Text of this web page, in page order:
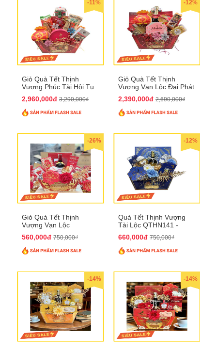
-11%
Giỏ Quà Tết Thịnh
Vượng Phúc Tài Hội Tụ
2,960,000đ 3,290,000₫
-12%
Giỏ Quà Tết Thịnh
Vượng Vạn Lộc Đại Phát
2,390,000đ 2,690,000₫
-26%
Giỏ Quà Tết Thịnh
Vượng Vạn Lộc
560,000đ 750,000₫
-12%
Quà Tết Thịnh Vượng
Tài Lộc QTHN141 -
Thịnh Vượng
660,000đ 750,000₫
-14% -14%